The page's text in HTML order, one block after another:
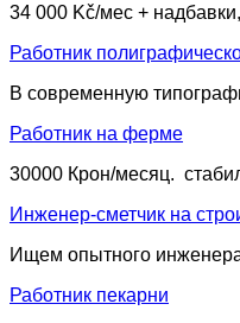
34 000 Kč/мес +
Работник
В современную
Работник на ферме
30000 Крон/месяц.
Инженер-сметчик на
Ищем опытного
Работник пекарни